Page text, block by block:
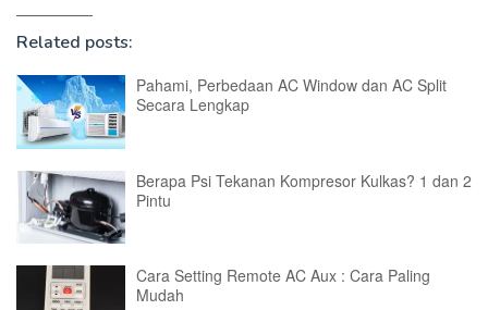
Related posts:
Pahami, Perbedaan AC Window dan AC Split
Secara Lengkap
Berapa Psi Tekanan Kompresor Kulkas? 1 dan 2
Pintu
Cara Setting Remote AC Aux : Cara Paling
Mudah